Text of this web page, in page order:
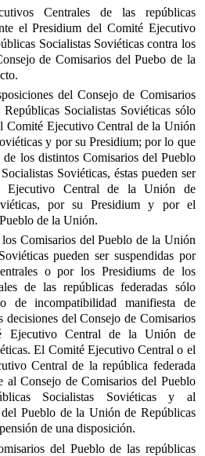
Centrales de las repúblicas
el Presidium del Comité Ejecutivo
Socialistas Soviéticas contra los
de Comisarios del Puebo de la
del Consejo de Comisarios
Socialistas Soviéticas sólo
Comité Ejecutivo Central de la Unión
y por su Presidium; por lo que
de los distintos Comisarios del Pueblo
Soviéticas, éstas pueden ser
Ejecutivo Central de la Unión de
por su Presidium y por el
de la Unión.
Comisarios del Pueblo de la Unión
pueden ser suspendidas por
o por los Presidiums de los
de las repúblicas federadas sólo
de incompatibilidad manifiesta de
decisiones del Consejo de Comisarios
Ejecutivo Central de la Unión de
El Comité Ejecutivo Central o el
Central de la república federada
al Consejo de Comisarios del Pueblo
Socialistas Soviéticas y al
Pueblo de la Unión de Repúblicas
de una disposición.
del Pueblo de las repúblicas